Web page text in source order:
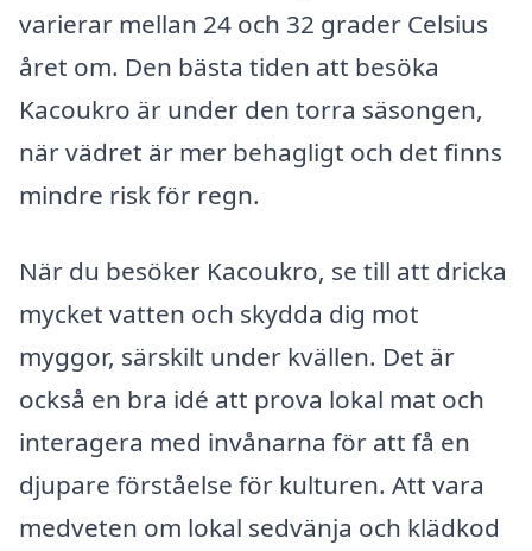
varierar mellan 24 och 32 grader Celsius
året om. Den bästa tiden att besöka
Kacoukro är under den torra säsongen,
när vädret är mer behagligt och det finns
mindre risk för regn.
När du besöker Kacoukro, se till att dricka
mycket vatten och skydda dig mot
myggor, särskilt under kvällen. Det är
också en bra idé att prova lokal mat och
interagera med invånarna för att få en
djupare förståelse för kulturen. Att vara
medveten om lokal sedvänja och klädkod